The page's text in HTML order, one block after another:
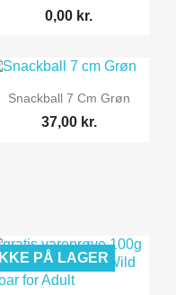
0,00 kr.
 Vis her
Snackball 7 Cm Grøn
37,00 kr.
IKKE PÅ LAGER